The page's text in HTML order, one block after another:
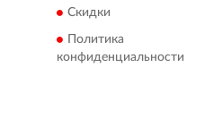
Скидки
Политика
конфиденциальности